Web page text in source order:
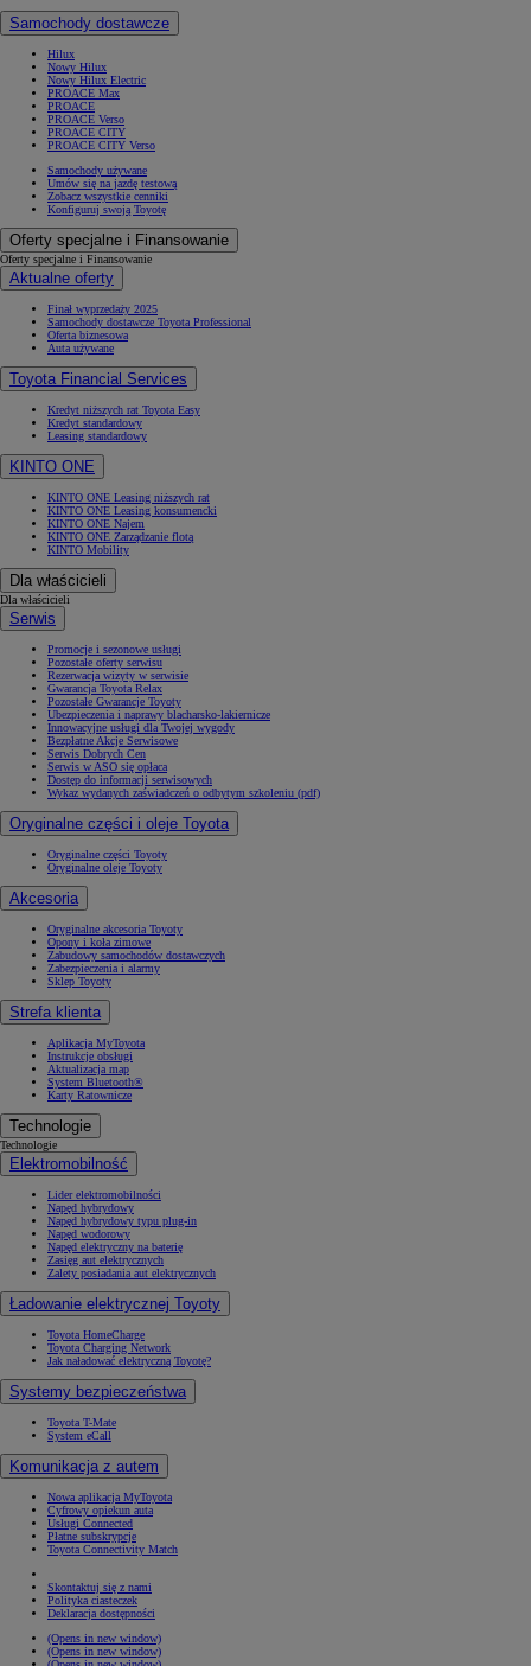
Samochody dostawcze
Hilux
Nowy Hilux
Nowy Hilux Electric
PROACE Max
PROACE
PROACE Verso
PROACE CITY
PROACE CITY Verso
Samochody używane
Umów się na jazdę testową
Zobacz wszystkie cenniki
Konfiguruj swoją Toyotę
Oferty specjalne i Finansowanie
Oferty specjalne i Finansowanie
Aktualne oferty
Finał wyprzedaży 2025
Samochody dostawcze Toyota Professional
Oferta biznesowa
Auta używane
Toyota Financial Services
Kredyt niższych rat Toyota Easy
Kredyt standardowy
Leasing standardowy
KINTO ONE
KINTO ONE Leasing niższych rat
KINTO ONE Leasing konsumencki
KINTO ONE Najem
KINTO ONE Zarządzanie flotą
KINTO Mobility
Dla właścicieli
Dla właścicieli
Serwis
Promocje i sezonowe usługi
Pozostałe oferty serwisu
Rezerwacja wizyty w serwisie
Gwarancja Toyota Relax
Pozostałe Gwarancje Toyoty
Ubezpieczenia i naprawy blacharsko-lakiernicze
Innowacyjne usługi dla Twojej wygody
Bezpłatne Akcje Serwisowe
Serwis Dobrych Cen
Serwis w ASO się opłaca
Dostęp do informacji serwisowych
Wykaz wydanych zaświadczeń o odbytym szkoleniu (pdf)
Oryginalne części i oleje Toyota
Oryginalne części Toyoty
Oryginalne oleje Toyoty
Akcesoria
Oryginalne akcesoria Toyoty
Opony i koła zimowe
Zabudowy samochodów dostawczych
Zabezpieczenia i alarmy
Sklep Toyoty
Strefa klienta
Aplikacja MyToyota
Instrukcje obsługi
Aktualizacja map
System Bluetooth®
Karty Ratownicze
Technologie
Technologie
Elektromobilność
Lider elektromobilności
Napęd hybrydowy
Napęd hybrydowy typu plug-in
Napęd wodorowy
Napęd elektryczny na baterię
Zasięg aut elektrycznych
Zalety posiadania aut elektrycznych
Ładowanie elektrycznej Toyoty
Toyota HomeCharge
Toyota Charging Network
Jak naładować elektryczną Toyotę?
Systemy bezpieczeństwa
Toyota T-Mate
System eCall
Komunikacja z autem
Nowa aplikacja MyToyota
Cyfrowy opiekun auta
Usługi Connected
Płatne subskrypcje
Toyota Connectivity Match
Skontaktuj się z nami
Polityka ciasteczek
Deklaracja dostępności
(Opens in new window)
(Opens in new window)